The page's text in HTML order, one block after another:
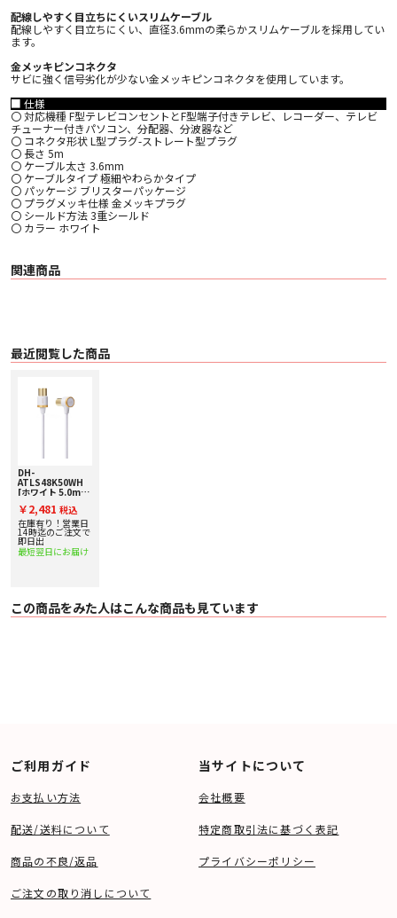
配線しやすく目立ちにくいスリムケーブル
配線しやすく目立ちにくい、直径3.6mmの柔らかスリムケーブルを採用してい
ます。
金メッキピンコネクタ
サビに強く信号劣化が少ない金メッキピンコネクタを使用しています。
■ 仕様
〇 対応機種 F型テレビコンセントとF型端子付きテレビ、レコーダー、テレビ
チューナー付きパソコン、分配器、分波器など
〇 コネクタ形状 L型プラグ-ストレート型プラグ
〇 長さ 5m
〇 ケーブル太さ 3.6mm
〇 ケーブルタイプ 極細やわらかタイプ
〇 パッケージ ブリスターパッケージ
〇 プラグメッキ仕様 金メッキプラグ
〇 シールド方法 3重シールド
〇 カラー ホワイト
関連商品
最近閲覧した商品
DH-
ATLS48K50WH
[ホワイト 5.0m]
ム] 4K8K対応TV
用アンテナケーブ
ル
￥2,481 税込
在庫有り！営業日
14時迄のご注文で
即日出
最短翌日にお届け
この商品をみた人はこんな商品も見ています
ご利用ガイド
お支払い方法
配送/送料について
商品の不良/返品
ご注文の取り消しについて
当サイトについて
会社概要
特定商取引法に基づく表記
プライバシーポリシー